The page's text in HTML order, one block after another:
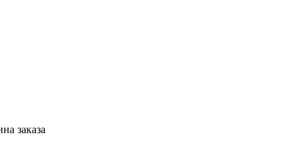
заказа